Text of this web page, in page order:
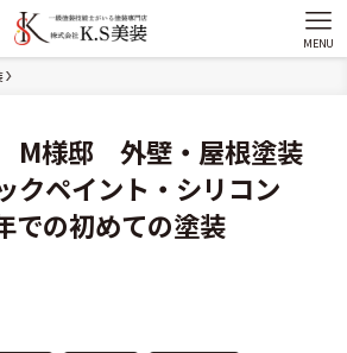
MENU
M様邸 外壁・屋根塗装
ペイント・シリコン
の初めての塗装